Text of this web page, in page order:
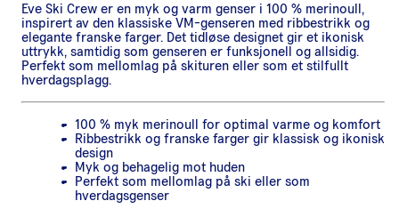
Eve Ski Crew er en myk og varm genser i 100 % merinoull,
inspirert av den klassiske VM-genseren med ribbestrikk og
elegante franske farger. Det tidløse designet gir et ikonisk
uttrykk, samtidig som genseren er funksjonell og allsidig.
Perfekt som mellomlag på skituren eller som et stilfullt
hverdagsplagg.
100 % myk merinoull for optimal varme og komfort
Ribbestrikk og franske farger gir klassisk og ikonisk
design
Myk og behagelig mot huden
Perfekt som mellomlag på ski eller som
hverdagsgenser